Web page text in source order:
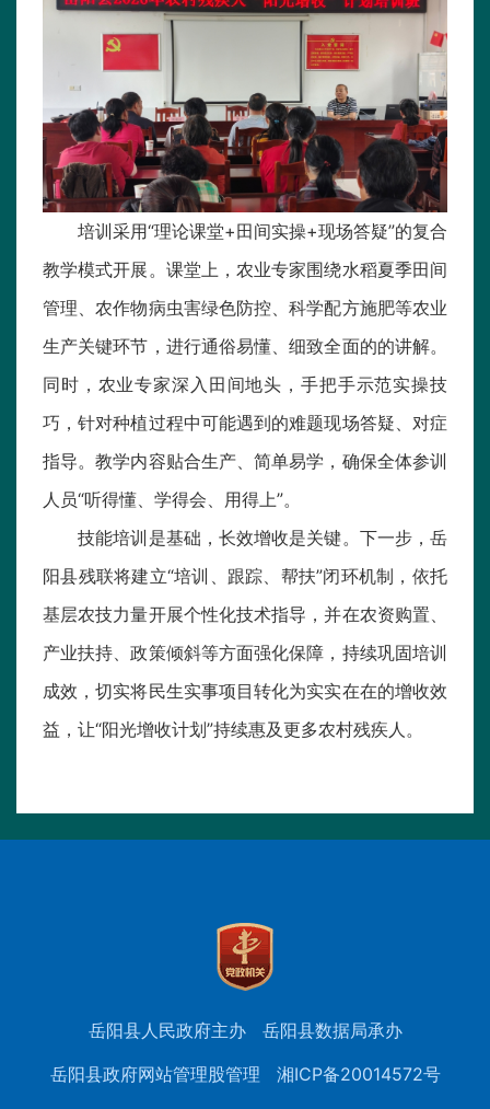
培训采用“理论课堂+田间实操+现场答疑”的复合
教学模式开展。课堂上，农业专家围绕水稻夏季田间
管理、农作物病虫害绿色防控、科学配方施肥等农业
生产关键环节，进行通俗易懂、细致全面的的讲解。
同时，农业专家深入田间地头，手把手示范实操技
巧，针对种植过程中可能遇到的难题现场答疑、对症
指导。教学内容贴合生产、简单易学，确保全体参训
人员“听得懂、学得会、用得上”。
技能培训是基础，长效增收是关键。下一步，岳
阳县残联将建立“培训、跟踪、帮扶”闭环机制，依托
基层农技力量开展个性化技术指导，并在农资购置、
产业扶持、政策倾斜等方面强化保障，持续巩固培训
成效，切实将民生实事项目转化为实实在在的增收效
益，让“阳光增收计划”持续惠及更多农村残疾人。
岳阳县人民政府主办
岳阳县数据局承办
岳阳县政府网站管理股管理
湘ICP备20014572号